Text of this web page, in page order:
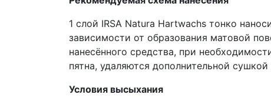
1 слой IRSA Natura Hartwachs тонко
зависимости от образования матовой
нанесённого средства, при
пятна, удаляются дополнительной
Условия высыхания